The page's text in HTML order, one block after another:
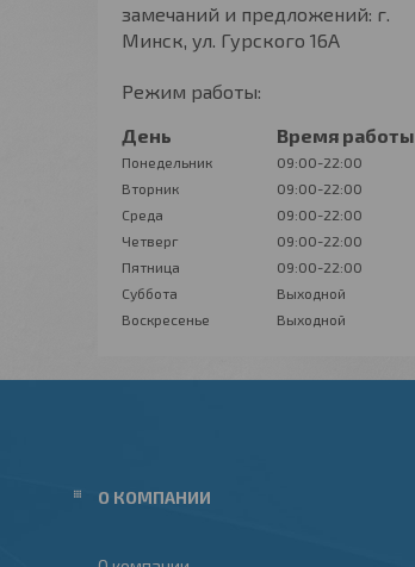
замечаний и предложений: г.
Минск, ул. Гурского 16А
Режим работы:
День
Время работы
Понедельник
09:00-22:00
Вторник
09:00-22:00
Среда
09:00-22:00
Четверг
09:00-22:00
Пятница
09:00-22:00
Суббота
Выходной
Воскресенье
Выходной
О КОМПАНИИ